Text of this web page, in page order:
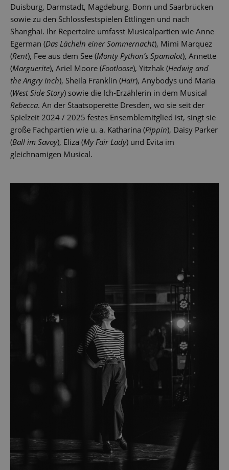
Duisburg, Darmstadt, Magdeburg, Bonn und Saarbrücken
sowie zu den Schlossfestspielen Ettlingen und nach
Shanghai. Ihr Repertoire umfasst Musicalpartien wie Anne
Egerman (Das Lächeln einer Sommernacht), Mimi Marquez
(Rent), Fee aus dem See (Monty Python’s Spamalot), Annette
(Marguerite), Ariel Moore (Footloose), Yitzhak (Hedwig and
the Angry Inch), Sheila Franklin (Hair), Anybodys und Maria
(West Side Story) sowie die Ich-Erzählerin in dem Musical
Rebecca. An der Staatsoperette Dresden, wo sie seit der
Spielzeit 2024 / 2025 festes Ensemblemitglied ist, singt sie
große Fachpartien wie u. a. Katharina (Pippin), Daisy Parker
(Ball im Savoy), Eliza (My Fair Lady) und Evita im
gleichnamigen Musical.